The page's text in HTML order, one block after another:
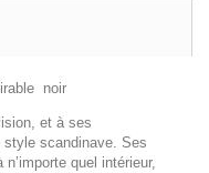
noir
et à ses
scandinave. Ses
quel intérieur,